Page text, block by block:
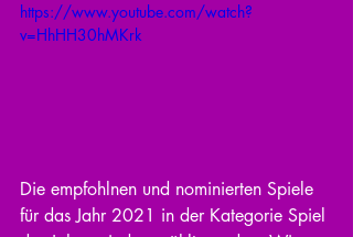
https://www.youtube.com/watch?
v=HhHH30hMKrk
Die empfohlnen und nominierten Spiele
für das Jahr 2021 in der Kategorie Spiel